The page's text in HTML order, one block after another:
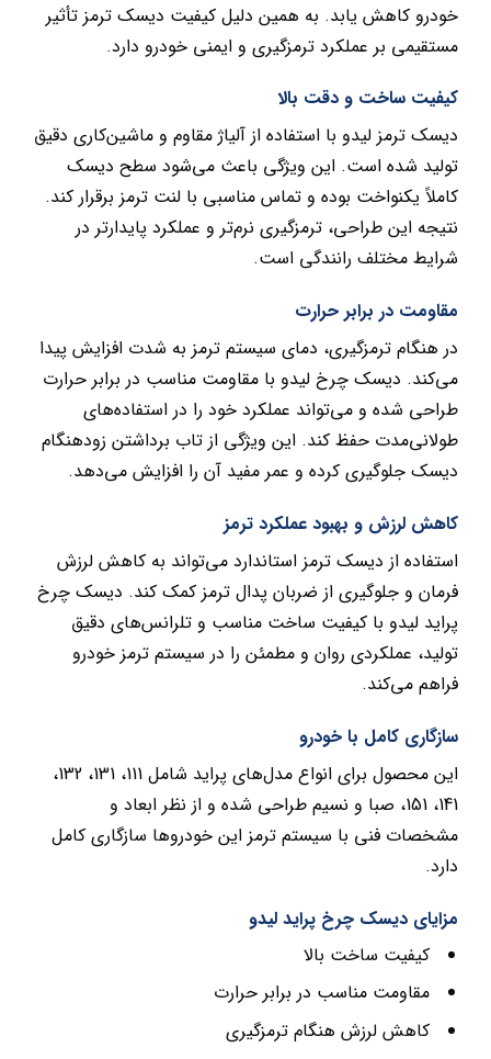
خودرو کاهش یابد. به همین دلیل کیفیت دیسک ترمز تأثیر
مستقیمی بر عملکرد ترمزگیری و ایمنی خودرو دارد.
کیفیت ساخت و دقت بالا
دیسک ترمز لیدو با استفاده از آلیاژ مقاوم و ماشین‌کاری دقیق
تولید شده است. این ویژگی باعث می‌شود سطح دیسک
کاملاً یکنواخت بوده و تماس مناسبی با لنت ترمز برقرار کند.
نتیجه این طراحی، ترمزگیری نرم‌تر و عملکرد پایدارتر در
شرایط مختلف رانندگی است.
مقاومت در برابر حرارت
در هنگام ترمزگیری، دمای سیستم ترمز به شدت افزایش پیدا
می‌کند. دیسک چرخ لیدو با مقاومت مناسب در برابر حرارت
طراحی شده و می‌تواند عملکرد خود را در استفاده‌های
طولانی‌مدت حفظ کند. این ویژگی از تاب برداشتن زودهنگام
دیسک جلوگیری کرده و عمر مفید آن را افزایش می‌دهد.
کاهش لرزش و بهبود عملکرد ترمز
استفاده از دیسک ترمز استاندارد می‌تواند به کاهش لرزش
فرمان و جلوگیری از ضربان پدال ترمز کمک کند. دیسک چرخ
پراید لیدو با کیفیت ساخت مناسب و تلرانس‌های دقیق
تولید، عملکردی روان و مطمئن را در سیستم ترمز خودرو
فراهم می‌کند.
سازگاری کامل با خودرو
این محصول برای انواع مدل‌های پراید شامل 111، 131، 132،
141، 151، صبا و نسیم طراحی شده و از نظر ابعاد و
مشخصات فنی با سیستم ترمز این خودروها سازگاری کامل
دارد.
مزایای دیسک چرخ پراید لیدو
کیفیت ساخت بالا
مقاومت مناسب در برابر حرارت
کاهش لرزش هنگام ترمزگیری